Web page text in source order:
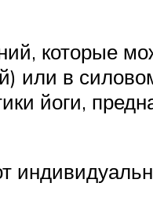
которые
или в
йоги,